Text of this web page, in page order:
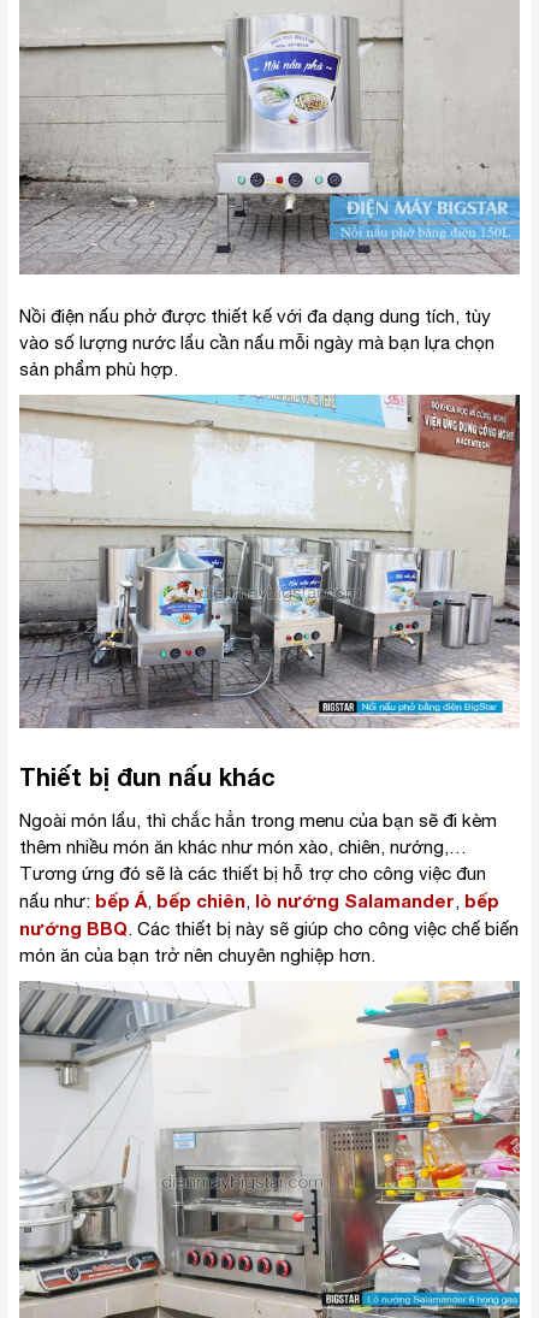
Nồi điện nấu phở được thiết kế với đa dạng dung tích, tùy
vào số lượng nước lẩu cần nấu mỗi ngày mà bạn lựa chọn
sản phẩm phù hợp.
Thiết bị đun nấu khác
Ngoài món lẩu, thì chắc hẳn trong menu của bạn sẽ đi kèm
thêm nhiều món ăn khác như món xào, chiên, nướng,…
Tương ứng đó sẽ là các thiết bị hỗ trợ cho công việc đun
nấu như: bếp Á, bếp chiên, lò nướng Salamander, bếp
nướng BBQ. Các thiết bị này sẽ giúp cho công việc chế biến
món ăn của bạn trở nên chuyên nghiệp hơn.